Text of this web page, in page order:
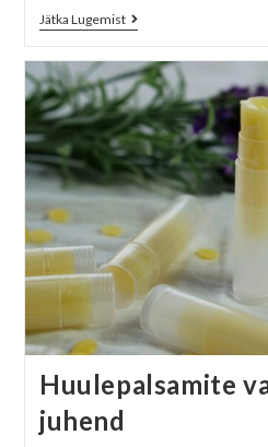
Jätka Lugemist
Huulepalsamite
juhend